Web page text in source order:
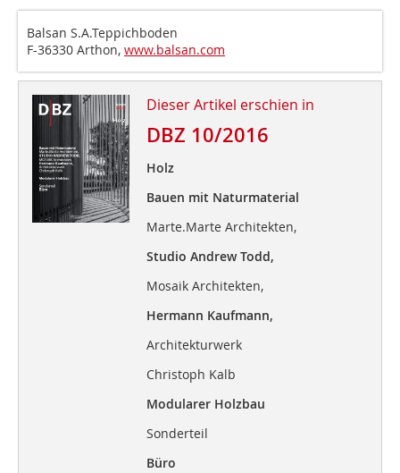
Balsan S.A.Teppichboden
F-36330 Arthon, www.balsan.com
Dieser Artikel erschien in
DBZ 10/2016
Holz
Bauen mit Naturmaterial
Marte.Marte Architekten,
Studio Andrew Todd,
Mosaik Architekten,
Hermann Kaufmann,
Architekturwerk
Christoph Kalb
Modularer Holzbau
Sonderteil
Büro